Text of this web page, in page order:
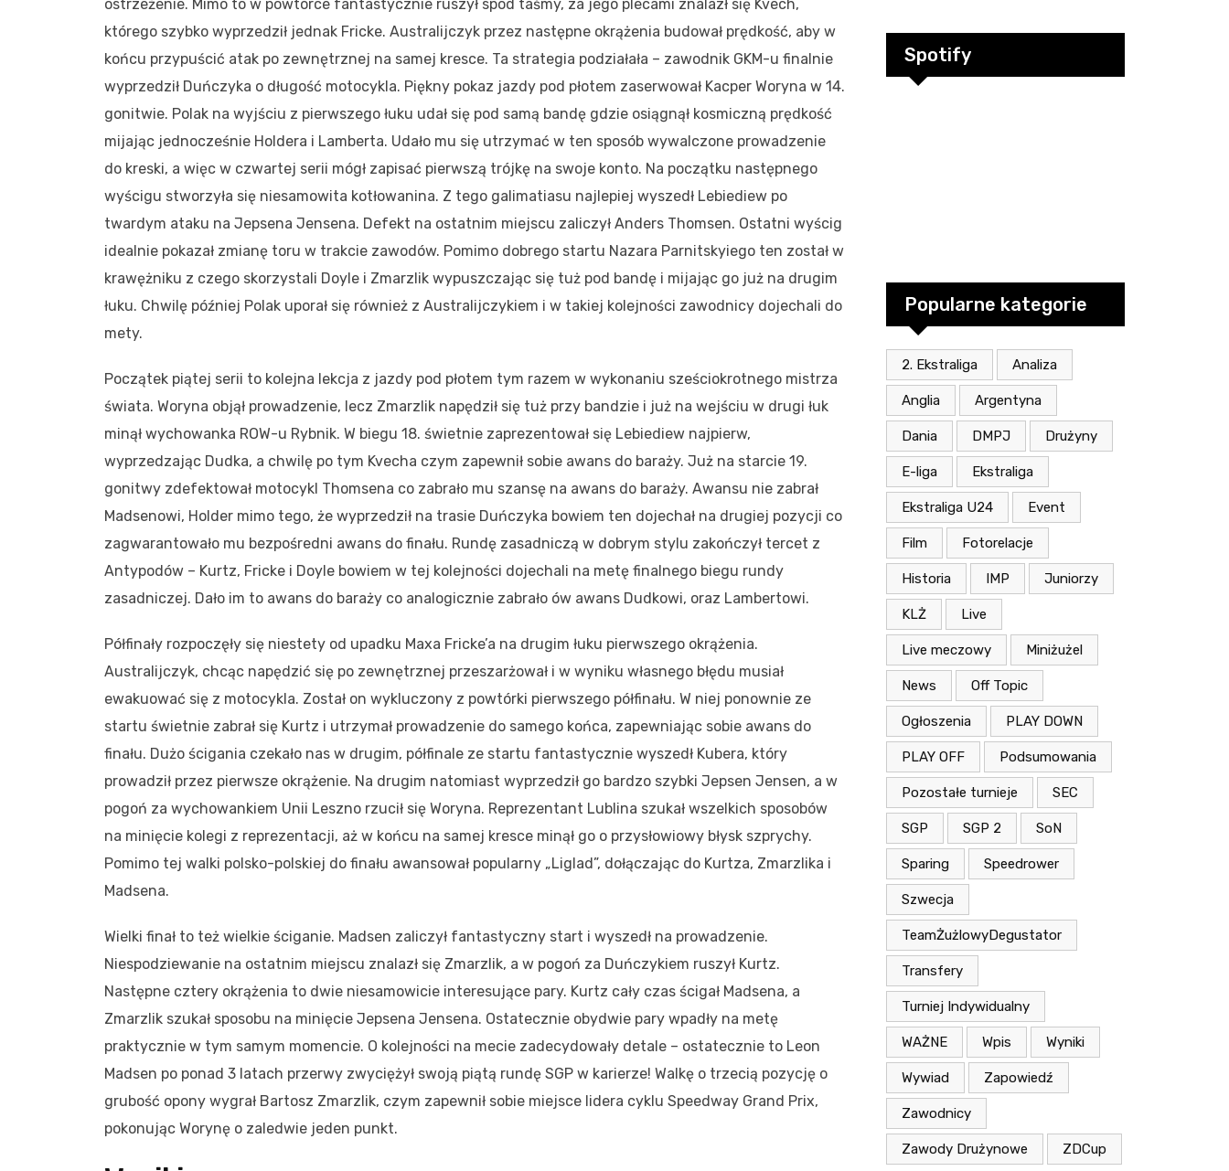
ostrzeżenie. Mimo to w powtórce fantastycznie ruszył spod taśmy, za jego plecami znalazł się Kvech,
którego szybko wyprzedził jednak Fricke. Australijczyk przez następne okrążenia budował prędkość, aby w
końcu przypuścić atak po zewnętrznej na samej kresce. Ta strategia podziałała – zawodnik GKM-u finalnie
wyprzedził Duńczyka o długość motocykla. Piękny pokaz jazdy pod płotem zaserwował Kacper Woryna w 14.
gonitwie. Polak na wyjściu z pierwszego łuku udał się pod samą bandę gdzie osiągnął kosmiczną prędkość
mijając jednocześnie Holdera i Lamberta. Udało mu się utrzymać w ten sposób wywalczone prowadzenie
do kreski, a więc w czwartej serii mógł zapisać pierwszą trójkę na swoje konto. Na początku następnego
wyścigu stworzyła się niesamowita kotłowanina. Z tego galimatiasu najlepiej wyszedł Lebiediew po
twardym ataku na Jepsena Jensena. Defekt na ostatnim miejscu zaliczył Anders Thomsen. Ostatni wyścig
idealnie pokazał zmianę toru w trakcie zawodów. Pomimo dobrego startu Nazara Parnitskyiego ten został w
krawężniku z czego skorzystali Doyle i Zmarzlik wypuszczając się tuż pod bandę i mijając go już na drugim
łuku. Chwilę później Polak uporał się również z Australijczykiem i w takiej kolejności zawodnicy dojechali do
mety.
Początek piątej serii to kolejna lekcja z jazdy pod płotem tym razem w wykonaniu sześciokrotnego mistrza
świata. Woryna objął prowadzenie, lecz Zmarzlik napędził się tuż przy bandzie i już na wejściu w drugi łuk
minął wychowanka ROW-u Rybnik. W biegu 18. świetnie zaprezentował się Lebiediew najpierw,
wyprzedzając Dudka, a chwilę po tym Kvecha czym zapewnił sobie awans do baraży. Już na starcie 19.
gonitwy zdefektował motocykl Thomsena co zabrało mu szansę na awans do baraży. Awansu nie zabrał
Madsenowi, Holder mimo tego, że wyprzedził na trasie Duńczyka bowiem ten dojechał na drugiej pozycji co
zagwarantowało mu bezpośredni awans do finału. Rundę zasadniczą w dobrym stylu zakończył tercet z
Antypodów – Kurtz, Fricke i Doyle bowiem w tej kolejności dojechali na metę finalnego biegu rundy
zasadniczej. Dało im to awans do baraży co analogicznie zabrało ów awans Dudkowi, oraz Lambertowi.
Półfinały rozpoczęły się niestety od upadku Maxa Fricke’a na drugim łuku pierwszego okrążenia.
Australijczyk, chcąc napędzić się po zewnętrznej przeszarżował i w wyniku własnego błędu musiał
ewakuować się z motocykla. Został on wykluczony z powtórki pierwszego półfinału. W niej ponownie ze
startu świetnie zabrał się Kurtz i utrzymał prowadzenie do samego końca, zapewniając sobie awans do
finału. Dużo ścigania czekało nas w drugim, półfinale ze startu fantastycznie wyszedł Kubera, który
prowadził przez pierwsze okrążenie. Na drugim natomiast wyprzedził go bardzo szybki Jepsen Jensen, a w
pogoń za wychowankiem Unii Leszno rzucił się Woryna. Reprezentant Lublina szukał wszelkich sposobów
na minięcie kolegi z reprezentacji, aż w końcu na samej kresce minął go o przysłowiowy błysk szprychy.
Pomimo tej walki polsko-polskiej do finału awansował popularny „Liglad”, dołączając do Kurtza, Zmarzlika i
Madsena.
Wielki finał to też wielkie ściganie. Madsen zaliczył fantastyczny start i wyszedł na prowadzenie.
Niespodziewanie na ostatnim miejscu znalazł się Zmarzlik, a w pogoń za Duńczykiem ruszył Kurtz.
Następne cztery okrążenia to dwie niesamowicie interesujące pary. Kurtz cały czas ścigał Madsena, a
Zmarzlik szukał sposobu na minięcie Jepsena Jensena. Ostatecznie obydwie pary wpadły na metę
praktycznie w tym samym momencie. O kolejności na mecie zadecydowały detale – ostatecznie to Leon
Madsen po ponad 3 latach przerwy zwyciężył swoją piątą rundę SGP w karierze! Walkę o trzecią pozycję o
grubość opony wygrał Bartosz Zmarzlik, czym zapewnił sobie miejsce lidera cyklu Speedway Grand Prix,
pokonując Worynę o zaledwie jeden punkt.
Spotify
Popularne kategorie
2. Ekstraliga Analiza
Anglia Argentyna
Dania DMPJ Drużyny
E-liga Ekstraliga
Ekstraliga U24 Event
Film Fotorelacje
Historia IMP Juniorzy
KLŻ Live
Live meczowy Miniżużel
News Off Topic
Ogłoszenia PLAY DOWN
PLAY OFF Podsumowania
Pozostałe turnieje SEC
SGP SGP 2 SoN
Sparing Speedrower
Szwecja
TeamŻużlowyDegustator
Transfery
Turniej Indywidualny
WAŻNE Wpis Wyniki
Wywiad Zapowiedź
Zawodnicy
Zawody Drużynowe ZDCup